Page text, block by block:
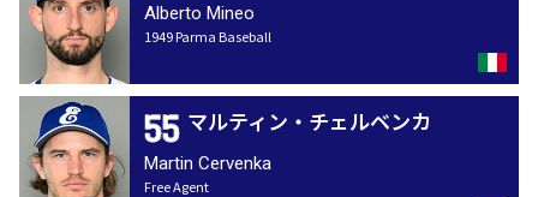
Alberto Mineo
1949 Parma Baseball
マルティン・チェルベンカ
Martin Cervenka
Free Agent